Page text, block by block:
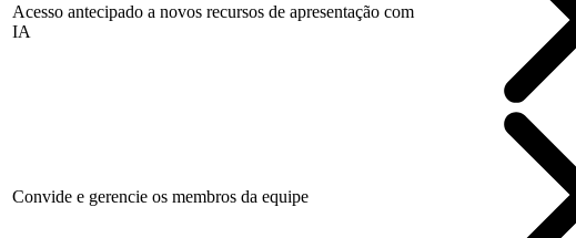
Acesso antecipado a novos recursos de apresentação com
IA
Convide e gerencie os membros da equipe